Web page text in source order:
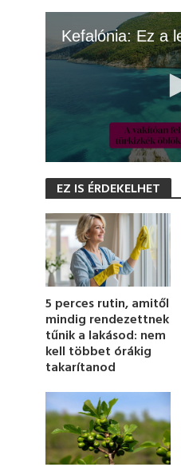
s
o
n
d
s
o
f
m
i
n
u
t
e
5
e
c
o
EZ IS ÉRDEKELHET
5 perces rutin, amitől
mindig rendezettnek
tűnik a lakásod: nem
kell többet órákig
takarítanod